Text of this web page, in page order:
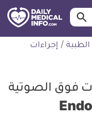
طبية
ابحث…
/ إجراءات
فوق الصوتية